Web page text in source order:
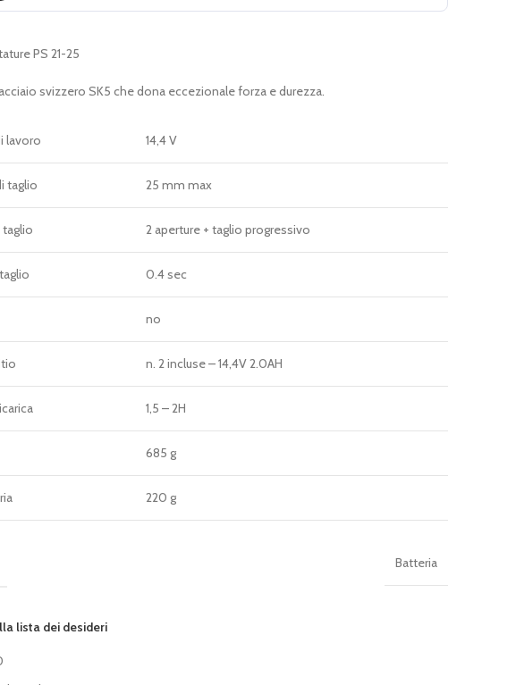
€ 169,00.
PS 21-25
svizzero SK5 che dona eccezionale forza e durezza.
lavoro 14,4 V
taglio 25 mm max
2 aperture + taglio progressivo
0.4 sec
no
n. 2 incluse – 14,4V 2.0AH
1,5 – 2H
685 g
220 g
Batteria
lista dei desideri